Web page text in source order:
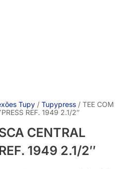
Tupy /Tupypress / TEE COM
REF. 1949 2.1/2″
CENTRAL
1949 2.1/2″